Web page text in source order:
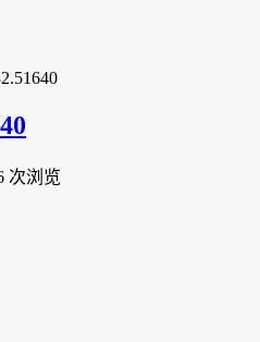
次浏览